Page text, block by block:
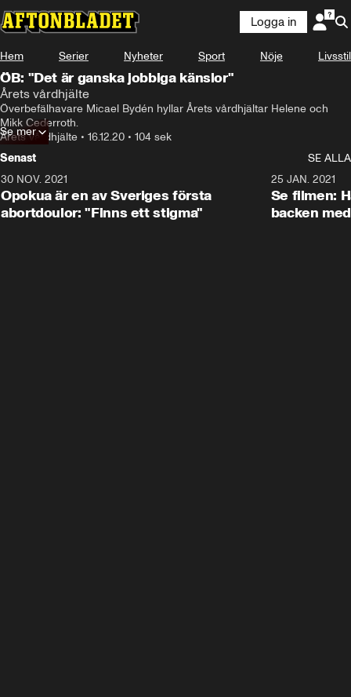
Logga in
Hem Serier Nyheter Sport Nöje Livsstil
ÖB: "Det är ganska jobbiga känslor"
Årets vårdhjälte
Överbefälhavare Micael Bydén hyllar Årets vårdhjältar Helene och
Mikk Cederroth.
Årets vårdhjälte • 16.12.20 • 104 sek
Se mer
Senast
SE ALLA
30 NOV. 2021
Opokua är en av Sveriges första
abortdoulor: "Finns ett stigma"
25 JAN. 2021
Se filmen:
backen